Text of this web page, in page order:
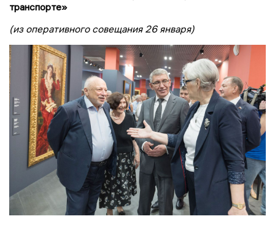
транспорте»
(из оперативного совещания 26 января)